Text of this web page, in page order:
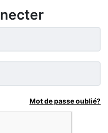
Mot de passe oublié?